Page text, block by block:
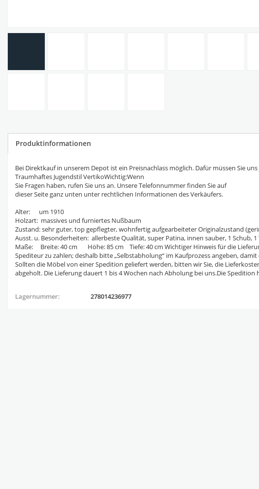
Produktinformationen
Bei Direktkauf in unserem Depot ist ein Preisnachlass möglich. Dafür müssen Sie
Traumhaftes Jugendstil VertikoWichtig:Wenn
Sie Fragen haben, rufen Sie uns an. Unsere Telefonnummer finden Sie auf
dieser Seite ganz unten unter rechtlichen Informationen des Verkäufers.
Alter: um 1910
Holzart: massives und furniertes Nußbaum
Zustand: sehr guter, top gepflegter, wohnfertig aufgearbeiteter Originalzustand
Ausst. u. Besonderheiten: allerbeste Qualität, super Patina, innen sauber, 1 Schub,
Maße: Breite: 40 cm Höhe: 85 cm Tiefe: 40 cm Wichtiger Hinweis für die
Spediteur zu zahlen; deshalb bitte „Selbstabholung“ im Kaufprozess angeben,
Sollten die Möbel von einer Spedition geliefert werden, bitten wir Sie, die
abgeholt. Die Lieferung dauert 1 bis 4 Wochen nach Abholung bei uns.Die
Lagernummer: 278014236977